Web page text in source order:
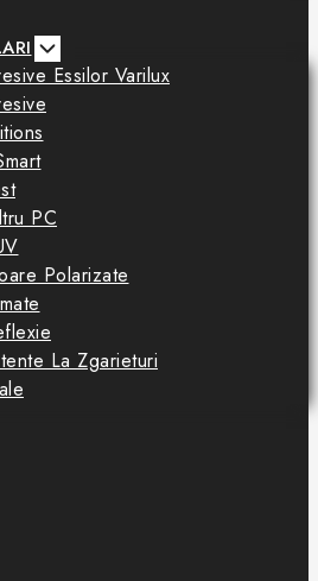
Essilor Varilux
PC
Polarizate
La Zgarieturi